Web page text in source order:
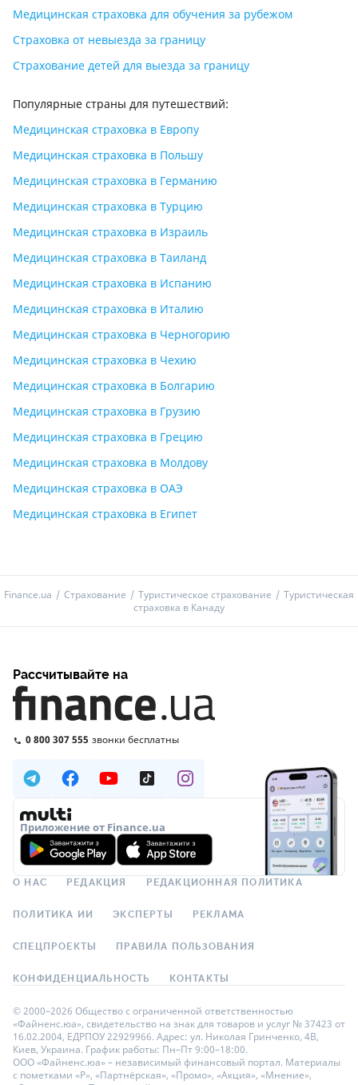
Медицинская страховка для обучения за рубежом
Страховка от невыезда за границу
Страхование детей для выезда за границу
Популярные страны для путешествий:
Медицинская страховка в Европу
Медицинская страховка в Польшу
Медицинская страховка в Германию
Медицинская страховка в Турцию
Медицинская страховка в Израиль
Медицинская страховка в Таиланд
Медицинская страховка в Испанию
Медицинская страховка в Италию
Медицинская страховка в Черногорию
Медицинская страховка в Чехию
Медицинская страховка в Болгарию
Медицинская страховка в Грузию
Медицинская страховка в Грецию
Медицинская страховка в Молдову
Медицинская страховка в ОАЭ
Медицинская страховка в Египет
Finance.ua Страхование Туристическое страхование
Туристическая
страховка в Канаду
Рассчитывайте на
0 800 307 555 звонки бесплатны
Приложение от Finance.ua
О НАС РЕДАКЦИЯ РЕДАКЦИОННАЯ ПОЛИТИКА
ПОЛИТИКА ИИ ЭКСПЕРТЫ РЕКЛАМА
СПЕЦПРОЕКТЫ ПРАВИЛА ПОЛЬЗОВАНИЯ
КОНФИДЕНЦИАЛЬНОСТЬ КОНТАКТЫ
© 2000–2026 Общество с ограниченной ответственностью
«Файненс.юа», свидетельство на знак для товаров и услуг № 37423 от
16.02.2004, ЕДРПОУ 22929966. Адрес: ул. Николая Гринченко, 4В,
Киев, Украина. График работы: Пн–Пт 9:00–18:00.
ООО «Файненс.юа» – независимый финансовый портал. Материалы
с пометками «Р», «Партнёрская», «Промо», «Акция», «Мнение»,